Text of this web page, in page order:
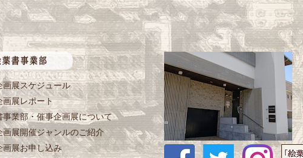
画展スケジュール
画展レポート
事業部・催事企画展について
画展開催ジャンルのご紹介
画展お申し込み